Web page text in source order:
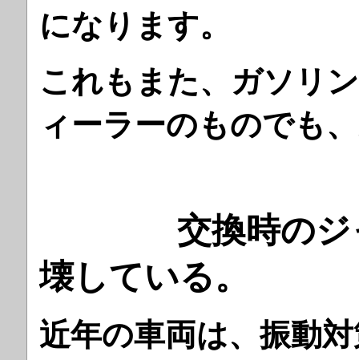
になります。
これもまた、
ガソリ
ィーラーのものでも
交換時のジャ
壊している。
近年の車両は、振動